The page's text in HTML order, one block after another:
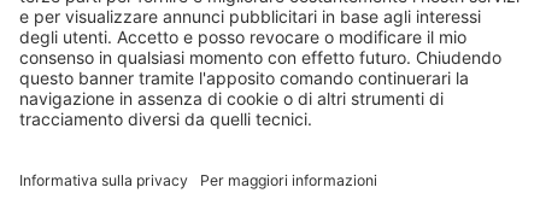
you get the best experience on our
Edi.Ermes srl
Viale E. Forlanini, 21 - 20134, Milano
(+39)027021121
E-mail:eeinfo@eenet.it